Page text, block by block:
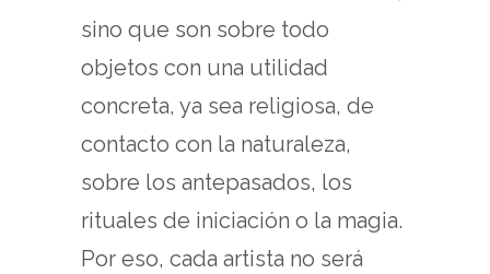
sino que son sobre todo
objetos con una utilidad
concreta, ya sea religiosa, de
contacto con la naturaleza,
sobre los antepasados, los
rituales de iniciación o la magia.
Por eso, cada artista no será